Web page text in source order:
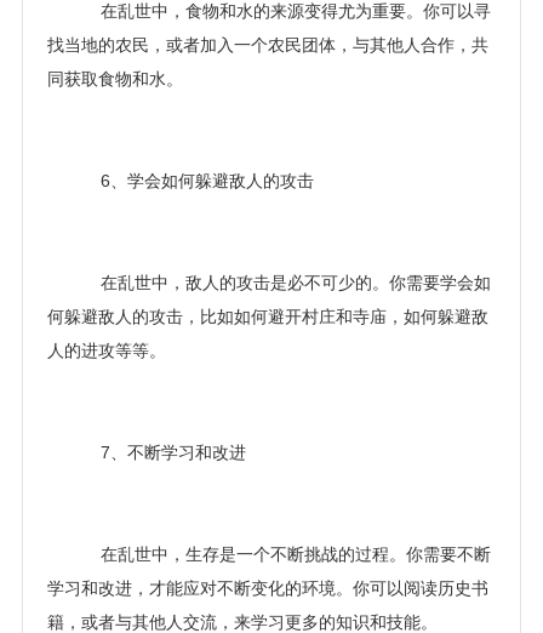
在乱世中，食物和水的来源变得尤为重要。你可以寻
找当地的农民，或者加入一个农民团体，与其他人合作，共
同获取食物和水。
6、学会如何躲避敌人的攻击
在乱世中，敌人的攻击是必不可少的。你需要学会如
何躲避敌人的攻击，比如如何避开村庄和寺庙，如何躲避敌
人的进攻等等。
7、不断学习和改进
在乱世中，生存是一个不断挑战的过程。你需要不断
学习和改进，才能应对不断变化的环境。你可以阅读历史书
籍，或者与其他人交流，来学习更多的知识和技能。